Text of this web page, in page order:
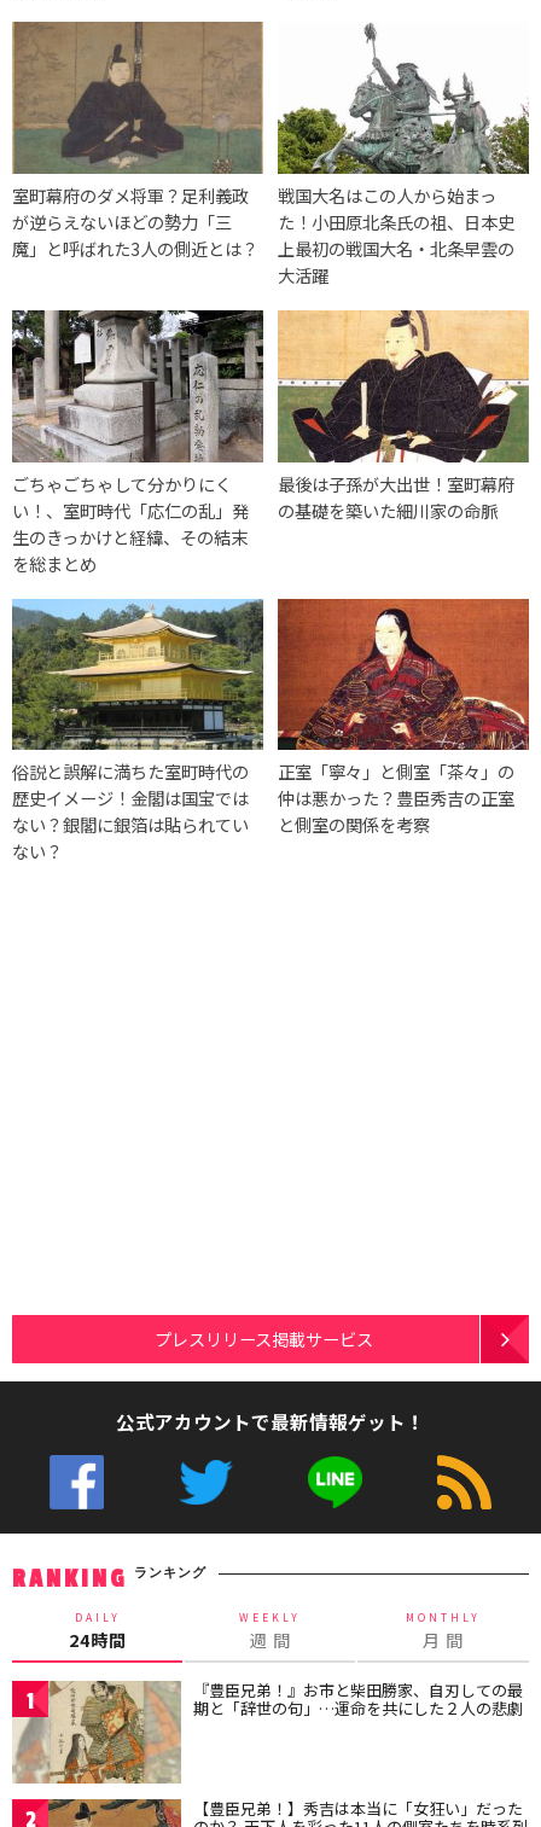
室町幕府のダメ将軍？足利義政
が逆らえないほどの勢力「三
魔」と呼ばれた3人の側近とは？
戦国大名はこの人から始まっ
た！小田原北条氏の祖、日本史
上最初の戦国大名・北条早雲の
大活躍
ごちゃごちゃして分かりにく
い！、室町時代「応仁の乱」発
生のきっかけと経緯、その結末
を総まとめ
最後は子孫が大出世！室町幕府
の基礎を築いた細川家の命脈
俗説と誤解に満ちた室町時代の
歴史イメージ！金閣は国宝では
ない？銀閣に銀箔は貼られてい
ない？
正室「寧々」と側室「茶々」の
仲は悪かった？豊臣秀吉の正室
と側室の関係を考察
プレスリリース掲載サービス
公式アカウントで最新情報ゲット！
RANKING ランキング
DAILY
24時間
WEEKLY
週 間
MONTHLY
月 間
1 『豊臣兄弟！』お市と柴田勝家、自刃しての最
期と「辞世の句」…運命を共にした２人の悲劇
2 【豊臣兄弟！】秀吉は本当に「女狂い」だった